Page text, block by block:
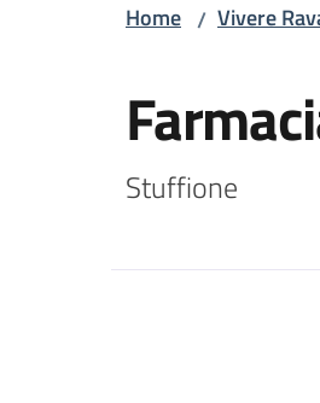
Home / Vivere
Stuffione